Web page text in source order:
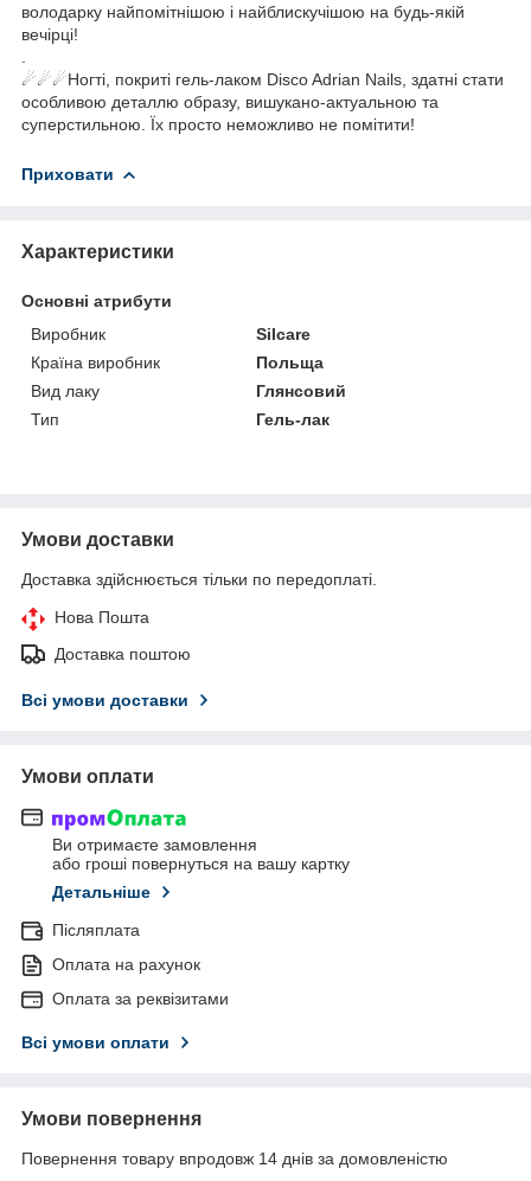
володарку найпомітнішою і найблискучішою на будь-якій
вечірці!
☄☄☄Ногті, покриті гель-лаком Disco Adrian Nails, здатні стати
особливою деталлю образу, вишукано-актуальною та
суперстильною. Їх просто неможливо не помітити!
Приховати
Характеристики
Основні атрибути
Виробник
Silcare
Країна виробник
Польща
Вид лаку
Глянсовий
Тип
Гель-лак
Умови доставки
Доставка здійснюється тільки по передоплаті.
Нова Пошта
Доставка поштою
Всі умови доставки
Умови оплати
Ви отримаєте замовлення
або гроші повернуться на вашу картку
Детальніше
Післяплата
Оплата на рахунок
Оплата за реквізитами
Всі умови оплати
Умови повернення
Повернення товару впродовж 14 днів за домовленістю